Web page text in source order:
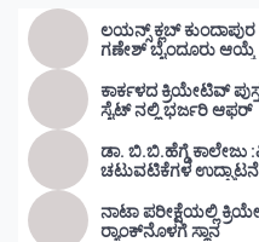
ಲಯನ್ಸ್ ಕ್ಲಬ್
ಗಣೇಶ್ ಬೈಂದೂರು ಆಯ್ಕೆ
ಕಾರ್ಕಳದ ಕ್ರಿಯೇಟಿವ್
ಸೈಟ್ ನಲ್ಲಿ ಭರ್ಜರಿ ಆಫರ್
ಡಾ. ಬಿ.ಬಿ.ಹೆಗ್ಡೆ ಕಾಲೇಜು
ಚಟುವಟಿಕೆಗಳ ಉದ್ಘಾಟನೆ
ನಾಟಾ ಪರೀಕ್ಷೆಯಲ್ಲಿ
ರ‍್ಯಾಂಕ್‌ನೊಳಗೆ ಸ್ಥಾನ